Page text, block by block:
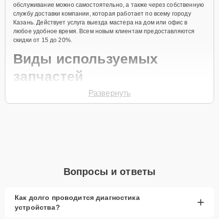
обслуживание можно самостоятельно, а также через собственную
службу доставки компании, которая работает по всему городу
Казань. Действует услуга выезда мастера на дом или офис в
любое удобное время. Всем новым клиентам предоставляются
скидки от 15 до 20%.
Виды используемых
запчастей
Для ремонта кондиционера модели AS50S2SF1FA-W
активное использование устройства дольше
При наличии планов в скором времени заменить
Развернуть
Вопросы и ответы
Как долго проводится диагностика
устройства?
+